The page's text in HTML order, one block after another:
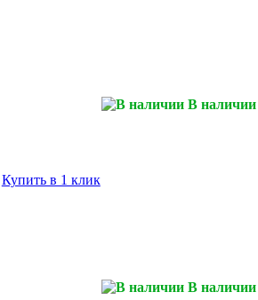
В наличии
Купить в 1 клик
В наличии